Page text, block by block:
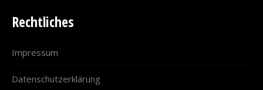
Rechtliches
Impressum
Datenschutzerklärung